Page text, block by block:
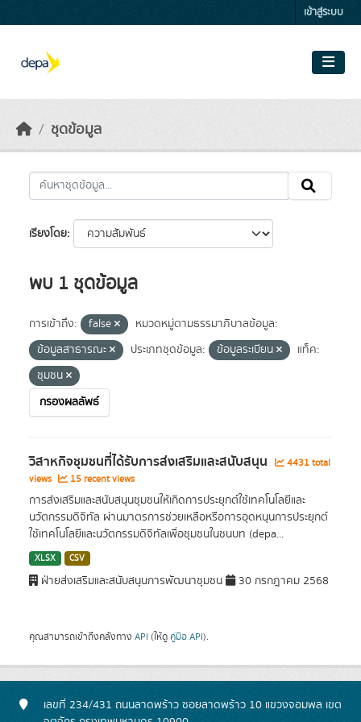
เข้าสู่ระบบ
ชุดข้อมูล
เรียงโดย
พบ 1 ชุดข้อมูล
การเข้าถึง: false
หมวดหมู่ตามธรรมาภิบาลข้อมูล:
ข้อมูลสาธารณะ
ประเภทชุดข้อมูล: ข้อมูลระเบียน
แท็ค:
ชุมชน
กรองผลลัพธ์
วิสาหกิจชุมชนที่ได้รับการส่งเสริมและสนับสนุน
4431 total
views
15 recent views
การส่งเสริมและสนับสนุนชุมชนให้เกิดการประยุกต์ใช้เทคโนโลยีและ
นวัตกรรมดิจิทัล ผ่านมาตรการช่วยเหลือหรือการอุดหนุนการประยุกต์
ใช้เทคโนโลยีและนวัตกรรมดิจิทัลเพื่อชุมชนในชนบท (depa...
XLSX CSV
ฝ่ายส่งเสริมและสนับสนุนการพัฒนาชุมชน 30 กรกฎาคม 2568
คุณสามารถเข้าถึงคลังทาง API (ให้ดู คู่มือ API).
เลขที่ 234/431 ถนนลาดพร้าว ซอยลาดพร้าว 10 แขวงจอมพล เขต